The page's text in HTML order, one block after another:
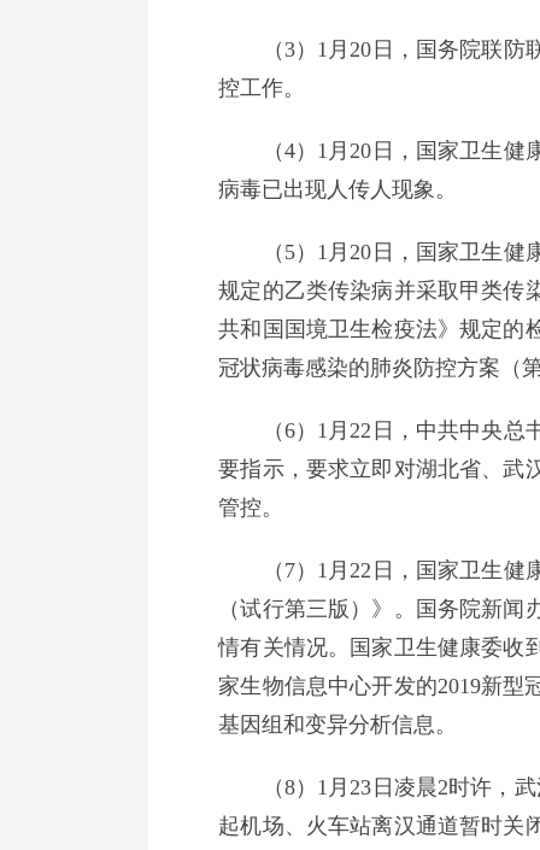
（3）1月20日，国务院联防
控工作。
（4）1月20日，国家卫生健
病毒已出现人传人现象。
（5）1月20日，国家卫生健
规定的乙类传染病并采取甲类传
共和国国境卫生检疫法》规定的
冠状病毒感染的肺炎防控方案（
（6）1月22日，中共中央总
要指示，要求立即对湖北省、武
管控。
（7）1月22日，国家卫生健
（试行第三版）》。国务院新
情有关情况。国家卫生健康委收
家生物信息中心开发的2019新型
基因组和变异分析信息。
（8）1月23日凌晨2时许，武
起机场、火车站离汉通道暂时关